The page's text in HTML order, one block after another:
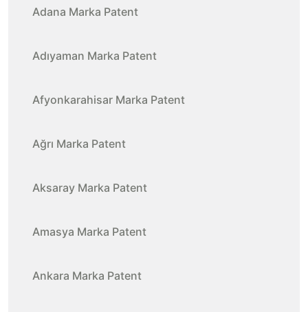
Adana Marka Patent
Adıyaman Marka Patent
Afyonkarahisar Marka Patent
Ağrı Marka Patent
Aksaray Marka Patent
Amasya Marka Patent
Ankara Marka Patent